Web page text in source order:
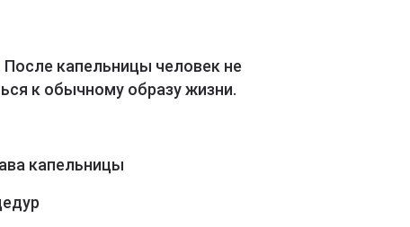
капельницы человек не
к обычному образу жизни.
капельницы